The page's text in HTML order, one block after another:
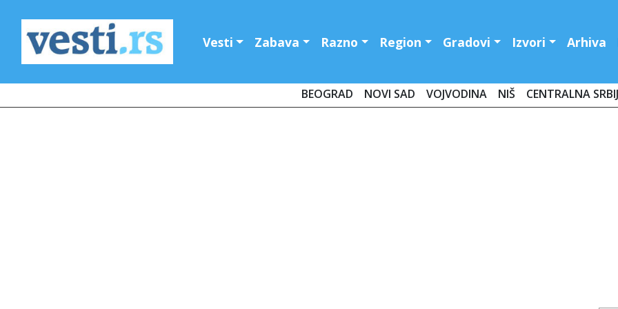
Vesti Zabava Razno Region Gradovi Izvori Arhiva
BEOGRAD NOVI SAD VOJVODINA NIŠ CENTRALNA